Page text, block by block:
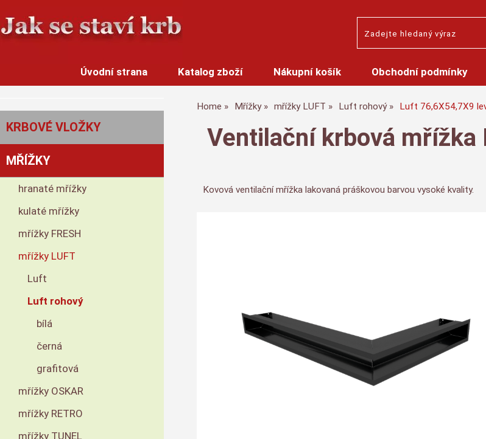
Úvodní strana Katalog zboží Nákupní košík Obchodní podmínky
Home Mřížky mřížky LUFT Luft rohový Luft 76,6X54,7X9
Ventilační krbová
Kovová ventilační mřížka lakovaná práškovou barvou vysoké kvality.
KRBOVÉ VLOŽKY
MŘÍŽKY
hranaté mřížky
kulaté mřížky
mřížky FRESH
mřížky LUFT
Luft
Luft rohový
bílá
černá
grafitová
mřížky OSKAR
mřížky RETRO
mřížky TUNEL